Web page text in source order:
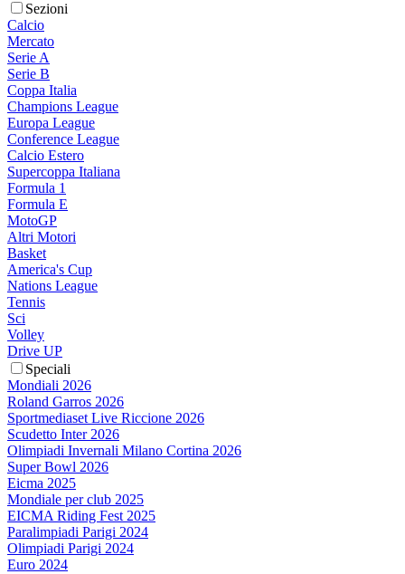
Sezioni
Calcio
Mercato
Serie A
Serie B
Coppa Italia
Champions League
Europa League
Conference League
Calcio Estero
Supercoppa Italiana
Formula 1
Formula E
MotoGP
Altri Motori
Basket
America's Cup
Nations League
Tennis
Sci
Volley
Drive UP
Speciali
Mondiali 2026
Roland Garros 2026
Sportmediaset Live Riccione 2026
Scudetto Inter 2026
Olimpiadi Invernali Milano Cortina 2026
Super Bowl 2026
Eicma 2025
Mondiale per club 2025
EICMA Riding Fest 2025
Paralimpiadi Parigi 2024
Olimpiadi Parigi 2024
Euro 2024